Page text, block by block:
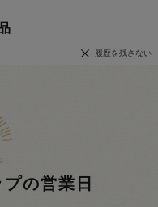
履歴を残さない
の営業日